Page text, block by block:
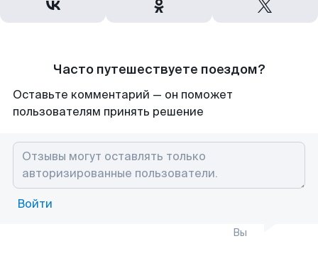
Часто путешествуете поездом?
Оставьте комментарий — он поможет
пользователям принять решение
Войти
Вы